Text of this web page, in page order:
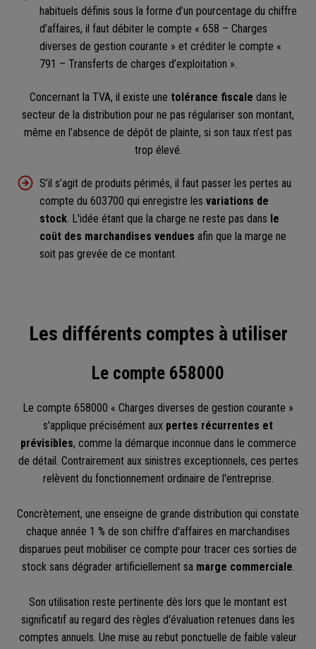
habituels définis sous la forme d’un pourcentage du chiffre
d’affaires, il faut débiter le compte « 658 – Charges
diverses de gestion courante » et créditer le compte «
791 – Transferts de charges d’exploitation ».
Concernant la TVA, il existe une tolérance fiscale dans le
secteur de la distribution pour ne pas régulariser son montant,
même en l’absence de dépôt de plainte, si son taux n’est pas
trop élevé.
S’il s’agit de produits périmés, il faut passer les pertes au
compte du 603700 qui enregistre les variations de
stock. L'idée étant que la charge ne reste pas dans le
coût des marchandises vendues afin que la marge ne
soit pas grevée de ce montant.
Les différents comptes à utiliser
Le compte 658000
Le compte 658000 « Charges diverses de gestion courante »
s'applique précisément aux pertes récurrentes et
prévisibles, comme la démarque inconnue dans le commerce
de détail. Contrairement aux sinistres exceptionnels, ces pertes
relèvent du fonctionnement ordinaire de l'entreprise.
Concrètement, une enseigne de grande distribution qui constate
chaque année 1 % de son chiffre d'affaires en marchandises
disparues peut mobiliser ce compte pour tracer ces sorties de
stock sans dégrader artificiellement sa marge commerciale.
Son utilisation reste pertinente dès lors que le montant est
significatif au regard des règles d'évaluation retenues dans les
comptes annuels. Une mise au rebut ponctuelle de faible valeur